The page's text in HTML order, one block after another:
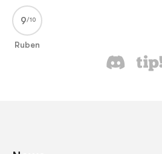
9
Ruben